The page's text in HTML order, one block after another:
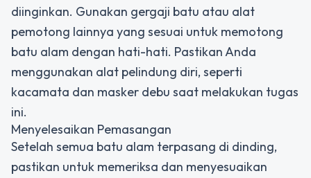
diinginkan. Gunakan gergaji batu atau alat
pemotong lainnya yang sesuai untuk memotong
batu alam dengan hati-hati. Pastikan Anda
menggunakan alat pelindung diri, seperti
kacamata dan masker debu saat melakukan tugas
ini.
Menyelesaikan Pemasangan
Setelah semua batu alam terpasang di dinding,
pastikan untuk memeriksa dan menyesuaikan